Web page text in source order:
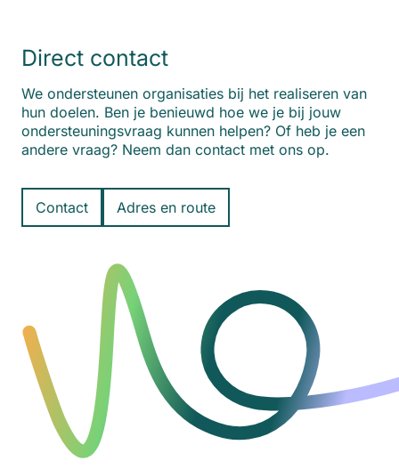
Direct contact
We ondersteunen organisaties bij het realiseren van
hun doelen. Ben je benieuwd hoe we je bij jouw
ondersteuningsvraag kunnen helpen? Of heb je een
andere vraag? Neem dan contact met ons op.
Contact Adres en route